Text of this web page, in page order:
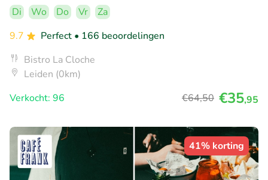
Di Wo Do Vr
Za
9.7
Perfect • 166 beoordelingen
Bistro La Cloche
Leiden (0km)
Verkocht: 96
€64,50 €35,95
41% korting